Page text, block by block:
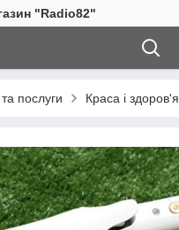
"Radio82"
послуги Краса і здоров'я